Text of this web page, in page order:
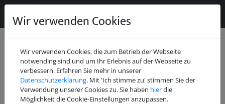
Juli 2026 (2)
Mai 2026 (1)
Wir verwenden Cookies
Wir verwenden Cookies, die zum Betrieb der Webseite
notwending sind und um Ihr Erlebnis auf der Webseite zu
verbessern. Erfahren Sie mehr in unserer
Datenschutzerklärung. Mit 'Ich stimme zu' stimmen Sie der
Verwendung unserer Cookies zu. Sie haben hierdie
Möglichkeit die Cookie-Einstellungen anzupassen.